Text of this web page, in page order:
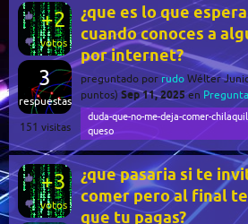
+2
votos
3
respuestas
151 visitas
¿que es lo que
cuando conoces a
por internet?
preguntado por rudo Wélter
puntos) Sep 11, 2025 en
duda-que-no-me-deja-comer-
queso
+3
votos
¿que pasaria si te
comer pero al final
que tu pagas?